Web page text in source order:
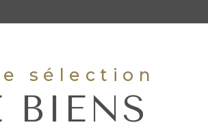
Un concentré de
éducatives de qualité. Les
enfants.
sélection
BIENS